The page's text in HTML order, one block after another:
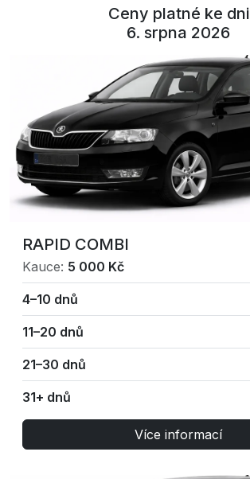
Ceny platné ke dni
6. srpna 2026
RAPID COMBI
Kauce: 5 000 Kč
4–10 dnů
11–20 dnů
21–30 dnů
31+ dnů
Více informací